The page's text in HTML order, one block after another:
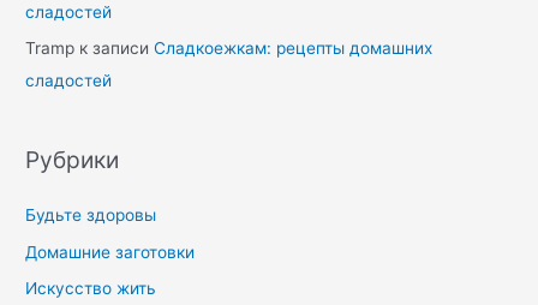
сладостей
Tramp к записиСладкоежкам: рецепты домашних
сладостей
Рубрики
Будьте здоровы
Домашние заготовки
Искусство жить